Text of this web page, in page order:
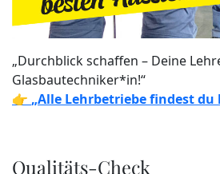
„Durchblick schaffen – Deine
Glasbautechniker*in!“
👉 „Alle Lehrbetriebe findest du
Qualitäts-Check